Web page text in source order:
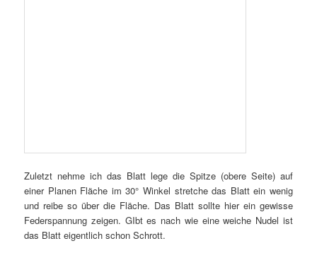
Zuletzt nehme ich das Blatt lege die Spitze (obere Seite) auf
einer Planen Fläche im 30° Winkel stretche das Blatt ein wenig
und reibe so über die Fläche. Das Blatt sollte hier ein gewisse
Federspannung zeigen. GIbt es nach wie eine weiche Nudel ist
das Blatt eigentlich schon Schrott.